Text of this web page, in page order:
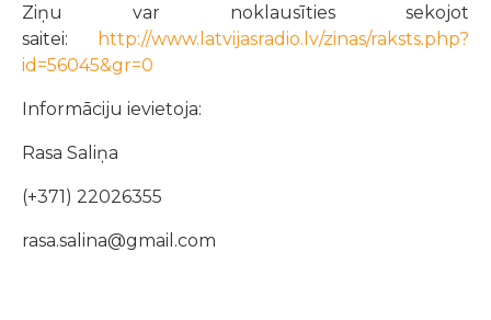
Ziņu var noklausīties sekojot
saitei:
http://www.latvijasradio.lv/zinas/raksts.php?
id=56045&gr=0
Informāciju ievietoja:
Rasa Saliņa
(+371) 22026355
rasa.salina@gmail.com